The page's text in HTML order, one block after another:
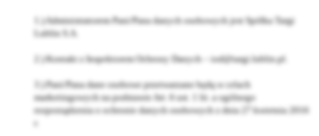
1.) Administratorem Pani/Pana danych osobowych jest Spółka Targi
Lublin S.A.
2.) Kontakt z Inspektorem Ochrony Danych – iod@targi.lublin.pl.
3.) Pani/Pana dane osobowe przetwarzane będą w celach
marketingowych na podstawie Art. 6 ust. 1 lit. a ogólnego
rozporządzenia o ochronie danych osobowych z dnia 27 kwietnia 2016